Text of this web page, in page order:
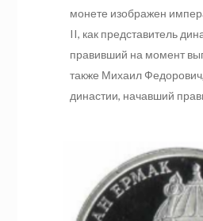
монете изображен
II, как представитель
правивший на момент
также Михаил
династии, начавший